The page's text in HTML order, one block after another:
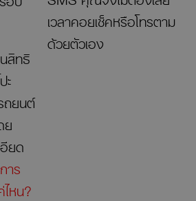
สิทธิ
ถยนต์
ย
ยด
าร
หน?
เวลาคอยเช็คหรือโทรตาม
ด้วยตัวเอง